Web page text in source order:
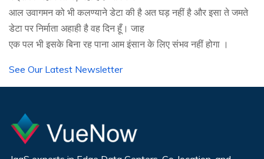
आल उवागमन को भी कलण्याने डेटा की है अत घड़ नहीं है और इसा ते जमते
डेटा पर निर्माता अहाही है वह दिन हूँ। जाह
एक पल भी इसके बिना रह पाना आम इंसान के लिए संभव नहीं होगा ।
See Our Latest Newsletter